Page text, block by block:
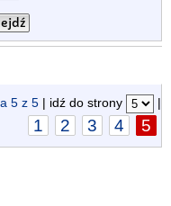
5 z 5 | idź do strony |
1 2 3 4 5